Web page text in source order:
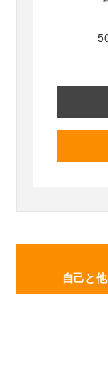
自己と